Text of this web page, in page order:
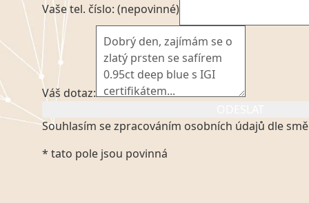
Vaše tel. číslo: (nepovinné)
Váš dotaz:
Souhlasím se zpracováním osobních údajů dle
Kliknutím na výše uvedený odkaz, v souladu se
platném znění výslovně souhlasím se zpracováním
* tato pole jsou povinná